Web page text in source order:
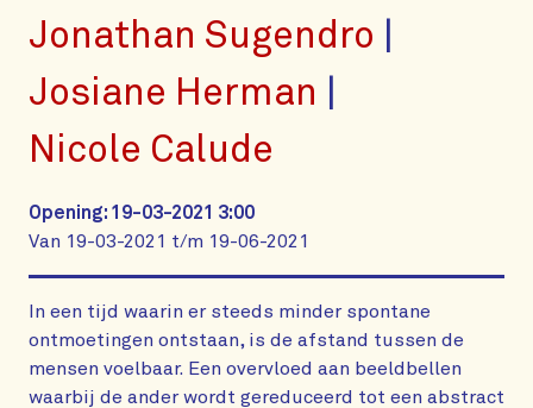
Jonathan Sugendro
Josiane Herman
Nicole Calude
Opening: 19-03-2021 3:00
Van 19-03-2021 t/m 19-06-2021
In een tijd waarin er steeds minder spontane
ontmoetingen ontstaan, is de afstand tussen de
mensen voelbaar. Een overvloed aan beeldbellen
waarbij de ander wordt gereduceerd tot een abstract